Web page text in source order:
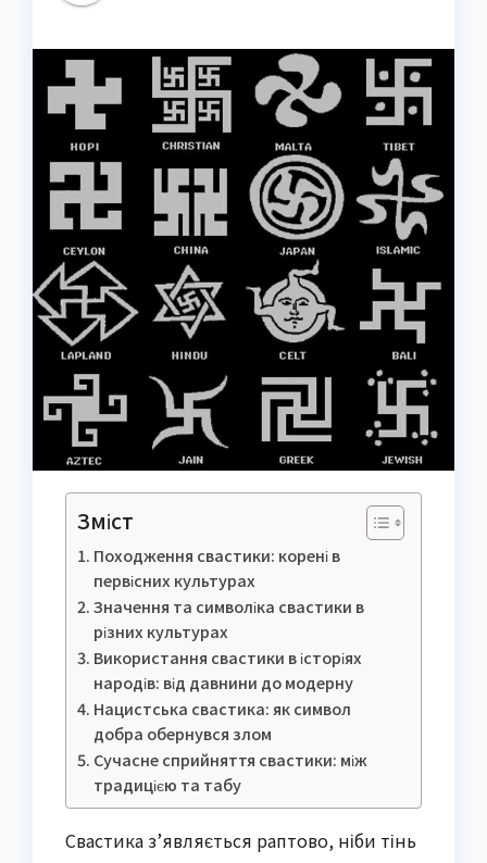
Зміст
Походження свастики: корені в
первісних культурах
Значення та символіка свастики в
різних культурах
Використання свастики в історіях
народів: від давнини до модерну
Нацистська свастика: як символ
добра обернувся злом
Сучасне сприйняття свастики: між
традицією та табу
Свастика з’являється раптово, ніби тінь